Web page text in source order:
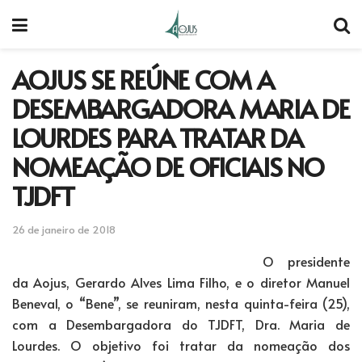
AOJUS SE REÚNE COM A
DESEMBARGADORA MARIA DE
LOURDES PARA TRATAR DA
NOMEAÇÃO DE OFICIAIS NO
TJDFT
26 de janeiro de 2018
O presidente
da Aojus, Gerardo Alves Lima Filho, e o diretor Manuel
Beneval, o “Bene”, se reuniram, nesta quinta-feira (25),
com a Desembargadora do TJDFT, Dra. Maria de
Lourdes. O objetivo foi tratar da nomeação dos